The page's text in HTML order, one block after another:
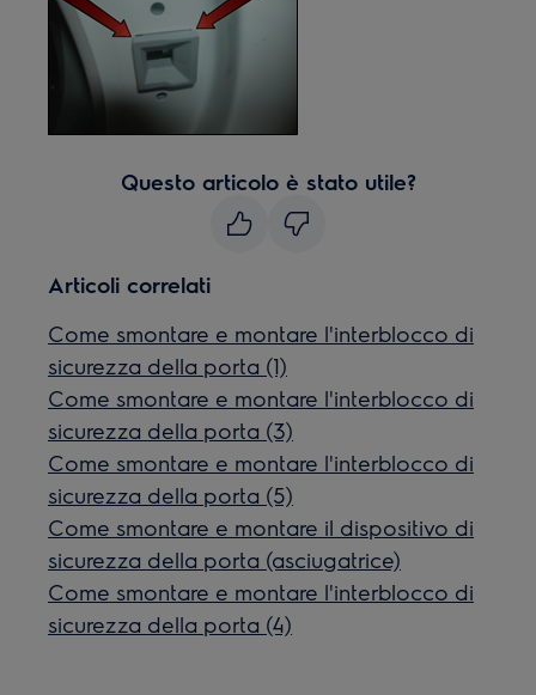
Questo articolo è stato utile?
Articoli correlati
Come smontare e montare l'interblocco di
sicurezza della porta (1)
Come smontare e montare l'interblocco di
sicurezza della porta (3)
Come smontare e montare l'interblocco di
sicurezza della porta (5)
Come smontare e montare il dispositivo di
sicurezza della porta (asciugatrice)
Come smontare e montare l'interblocco di
sicurezza della porta (4)